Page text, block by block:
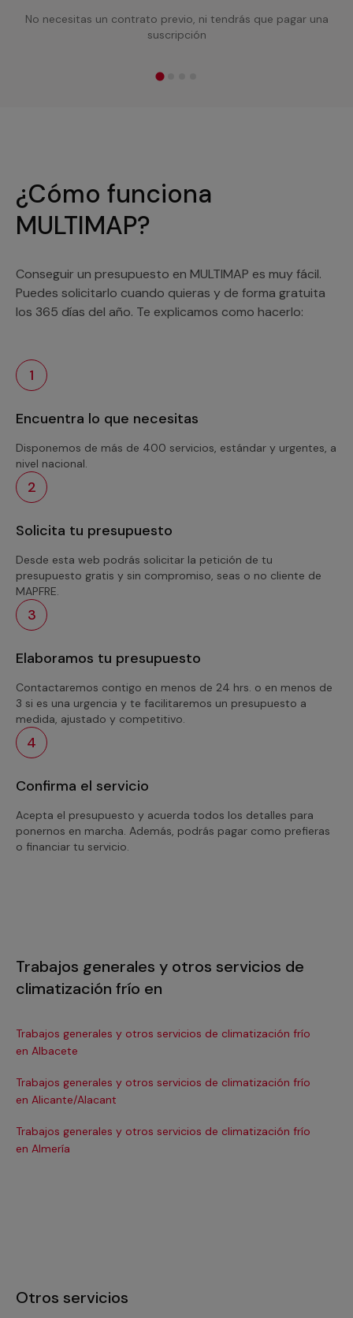
No necesitas un contrato previo, ni tendrás que pagar una
suscripción
¿Cómo funciona
MULTIMAP?
Conseguir un presupuesto en MULTIMAP es muy fácil.
Puedes solicitarlo cuando quieras y de forma gratuita
los 365 días del año. Te explicamos como hacerlo:
1
Encuentra lo que necesitas
Disponemos de más de 400 servicios, estándar y urgentes, a
nivel nacional.
2
Solicita tu presupuesto
Desde esta web podrás solicitar la petición de tu
presupuesto gratis y sin compromiso, seas o no cliente de
MAPFRE.
3
Elaboramos tu presupuesto
Contactaremos contigo en menos de 24 hrs. o en menos de
3 si es una urgencia y te facilitaremos un presupuesto a
medida, ajustado y competitivo.
4
Confirma el servicio
Acepta el presupuesto y acuerda todos los detalles para
ponernos en marcha. Además, podrás pagar como prefieras
o financiar tu servicio.
Trabajos generales y otros servicios de
climatización frío en
Trabajos generales y otros servicios de climatización frío
en Albacete
Trabajos generales y otros servicios de climatización frío
en Alicante/Alacant
Trabajos generales y otros servicios de climatización frío
en Almería
Otros servicios